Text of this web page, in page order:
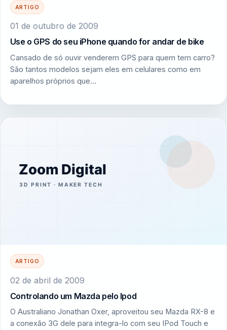
ARTIGO
01 de outubro de 2009
Use o GPS do seu iPhone quando for andar de bike
Cansado de só ouvir venderem GPS para quem tem carro?
São tantos modelos sejam eles em celulares como em
aparelhos próprios que…
ARTIGO
02 de abril de 2009
Controlando um Mazda pelo Ipod
O Australiano Jonathan Oxer, aproveitou seu Mazda RX-8 e
a conexão 3G dele para integra-lo com seu IPod Touch e